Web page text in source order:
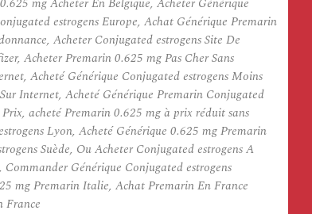
estrogens Europe, Achat Générique Premarin
Acheter Conjugated estrogens Site De
Acheter Premarin 0.625 mg Pas Cher Sans
Acheté Générique Conjugated estrogens Moins
Internet, Acheté Générique Premarin Conjugated
acheté Premarin 0.625 mg à prix réduit sans
Lyon, Acheté Générique 0.625 mg Premarin
Suède, Ou Acheter Conjugated estrogens A
Générique Conjugated estrogens
mg Premarin Italie, Achat Premarin En France
France